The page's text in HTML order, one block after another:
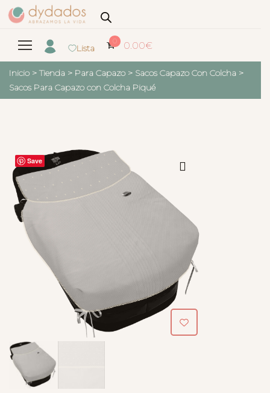
Lista
0 0.00€
Inicio > Tienda > Para Capazo > Sacos Capazo Con Colcha >
Sacos Para Capazo con Colcha Piqué
Save